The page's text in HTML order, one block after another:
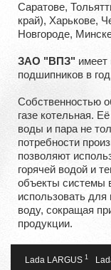
Саратове,
край), Харькове,
Новгороде,
ЗАО "ВПЗ" имеет
подшипников в
Собственностью
газе котельная.
воды и пара не
потребности
позволяют
горячей водой и
объекты системы
использовать
воду, сокращая
продукции.
Lada LARGUS 1